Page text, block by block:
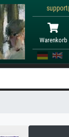
Warenkorb